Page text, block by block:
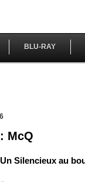
BLU-RAY
McQ
Un Silencieux au